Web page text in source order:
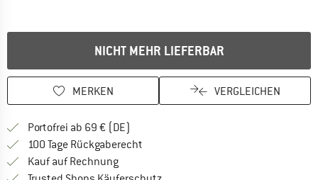
NICHT MEHR LIEFERBAR
MERKEN VERGLEICHEN
Portofrei ab 69 € (DE)
100 Tage Rückgaberecht
Kauf auf RechnungFinde die Zahlungs-Infos hier! Öffnet